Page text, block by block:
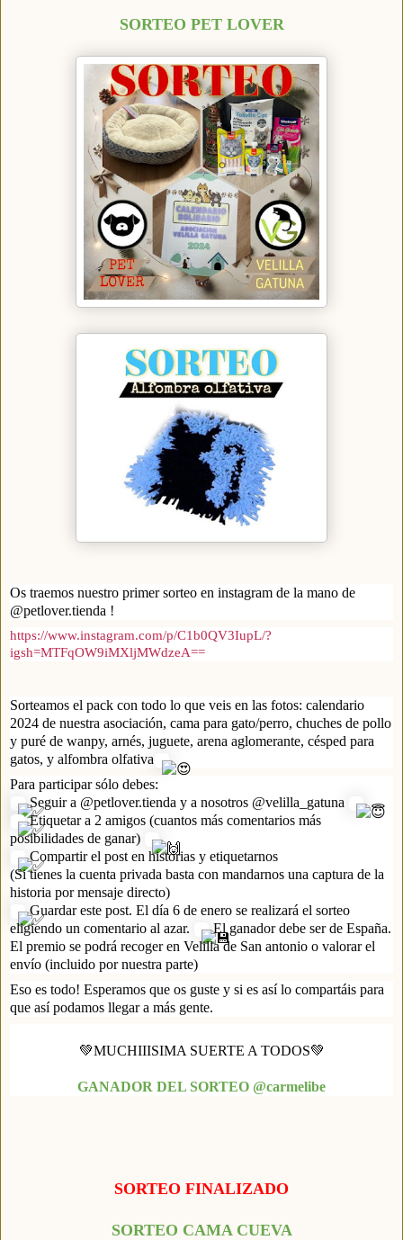
SORTEO PET LOVER
Os traemos nuestro primer sorteo en instagram de la mano de
@petlover.tienda !
https://www.instagram.com/p/C1b0QV3IupL/?
igsh=MTFqOW9iMXljMWdzeA==
Sorteamos el pack con todo lo que veis en las fotos: calendario
2024 de nuestra asociación, cama para gato/perro, chuches de pollo
y puré de wanpy, arnés, juguete, arena aglomerante, césped para
gatos, y alfombra olfativa
Para participar sólo debes:
Seguir a @petlover.tienda y a nosotros @velilla_gatuna
Etiquetar a 2 amigos (cuantos más comentarios más
posibilidades de ganar)
Compartir el post en historias y etiquetarnos
(Si tienes la cuenta privada basta con mandarnos una captura de la
historia por mensaje directo)
Guardar este post. El día 6 de enero se realizará el sorteo
eligiendo un comentario al azar.
El ganador debe ser de España.
El premio se podrá recoger en Velilla de San antonio o valorar el
envío (incluido por nuestra parte)
Eso es todo! Esperamos que os guste y si es así lo compartáis para
que así podamos llegar a más gente.
💚MUCHIIISIMA SUERTE A TODOS💚
GANADOR DEL SORTEO @carmelibe
SORTEO FINALIZADO
SORTEO CAMA CUEVA